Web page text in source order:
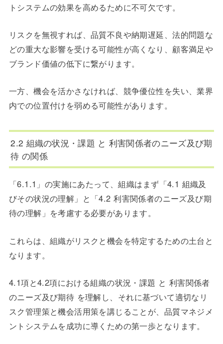
トシステムの効果を高めるために不可欠です。
リスクを無視すれば、品質不良や納期遅延、法的問題な
どの重大な影響を受ける可能性が高くなり、顧客満足や
ブランド価値の低下に繋がります。
一方、機会を活かさなければ、競争優位性を失い、業界
内での位置付けを弱める可能性があります。
2.2 組織の状況・課題 と 利害関係者のニーズ及び期
待 の関係
「6.1.1」の実施にあたって、組織はまず「4.1 組織及
びその状況の理解」 と「4.2利害関係者のニーズ及び期
待の理解」を考慮する必要があります。
これらは、組織がリスクと機会を特定するための土台と
なります。
4.1項と4.2項における組織の状況・課題 と 利害関係者
のニーズ及び期待 を理解し、それに基づいて適切なリ
スク管理策と機会活用策を講じることが、品質マネジメ
ントシステムを成功に導くための第一歩となります。